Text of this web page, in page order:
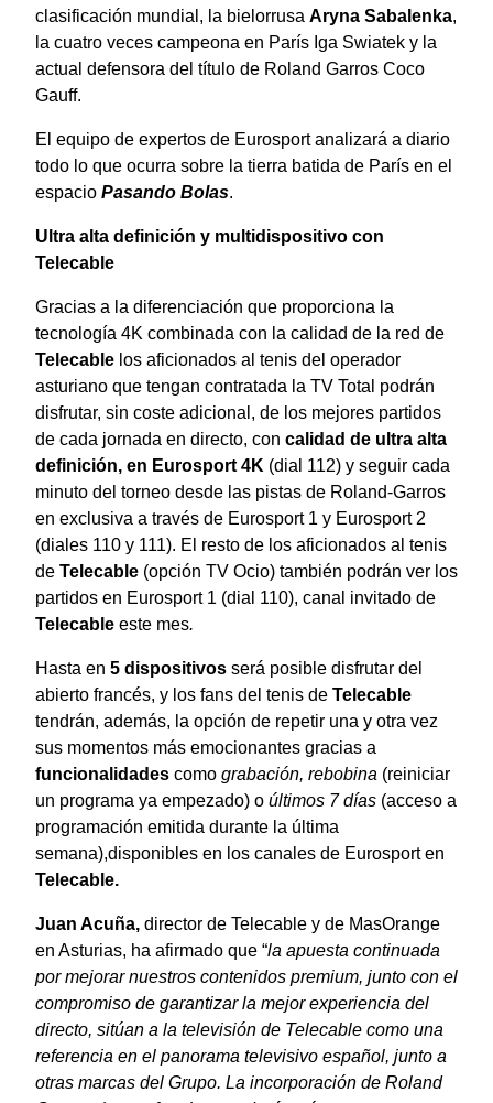
clasificación mundial, la bielorrusa Aryna Sabalenka,
la cuatro veces campeona en París Iga Swiatek y la
actual defensora del título de Roland Garros Coco
Gauff.
El equipo de expertos de Eurosport analizará a diario
todo lo que ocurra sobre la tierra batida de París en el
espacio Pasando Bolas.
Ultra alta definición y multidispositivo con
Telecable
Gracias a la diferenciación que proporciona la
tecnología 4K combinada con la calidad de la red de
Telecable los aficionados al tenis del operador
asturiano que tengan contratada la TV Total podrán
disfrutar, sin coste adicional, de los mejores partidos
de cada jornada en directo, con calidad de ultra alta
definición, en Eurosport 4K (dial 112) y seguir cada
minuto del torneo desde las pistas de Roland-Garros
en exclusiva a través de Eurosport 1 y Eurosport 2
(diales 110 y 111). El resto de los aficionados al tenis
de Telecable (opción TV Ocio) también podrán ver los
partidos en Eurosport 1 (dial 110), canal invitado de
Telecable este mes.
Hasta en 5 dispositivos será posible disfrutar del
abierto francés, y los fans del tenis de Telecable
tendrán, además, la opción de repetir una y otra vez
sus momentos más emocionantes gracias a
funcionalidades como grabación, rebobina (reiniciar
un programa ya empezado) o últimos 7 días (acceso a
programación emitida durante la última
semana),disponibles en los canales de Eurosport en
Telecable.
Juan Acuña, director de Telecable y de MasOrange
en Asturias, ha afirmado que “la apuesta continuada
por mejorar nuestros contenidos premium, junto con el
compromiso de garantizar la mejor experiencia del
directo, sitúan a la televisión de Telecable como una
referencia en el panorama televisivo español, junto a
otras marcas del Grupo. La incorporación de Roland